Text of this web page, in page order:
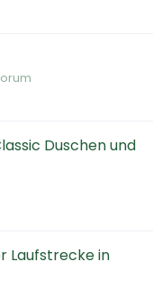
Duschen und
Laufstrecke in